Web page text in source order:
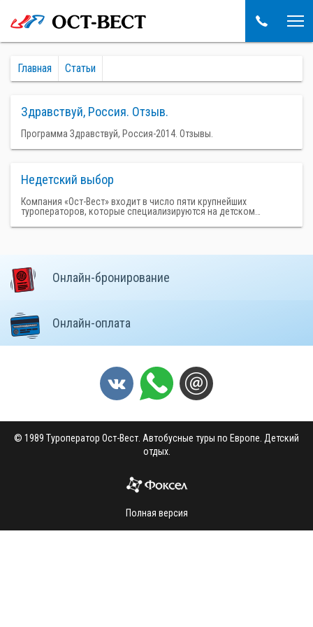
Главная Статьи
Здравствуй, Россия. Отзыв.
Программа Здравствуй, Россия-2014. Отзывы.
Недетский выбор
Компания «Ост-Вест» входит в число пяти крупнейших
туроператоров, которые специализируются на детском…
Онлайн-бронирование
Онлайн-оплата
© 1989 Туроператор Ост-Вест. Автобусные туры по Европе. Детский
отдых.
Полная версия